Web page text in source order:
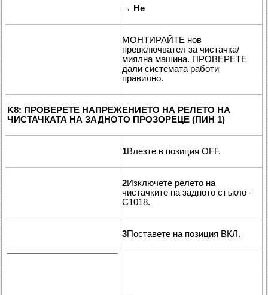
→ Не
МОНТИРАЙТЕ нов
превключвател за чистачка/
миялна машина. ПРОВЕРЕТЕ
дали системата работи
правилно.
K8: ПРОВЕРЕТЕ НАПРЕЖЕНИЕТО НА РЕЛЕТО НА
ЧИСТАЧКАТА НА ЗАДНОТО ПРОЗОРЕЦЕ (ПИН 1)
1Влезте в позиция OFF.
2Изключете релето на
чистачките на задното стъкло -
C1018.
3Поставете на позиция ВКЛ.